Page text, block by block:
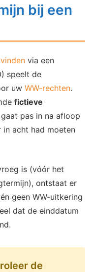
bij een
via een
speelt de
uw WW-rechten.
fictieve
pas in na afloop
acht had moeten
is (vóór het
ontstaat er
geen WW-uitkering
dat de einddatum
de